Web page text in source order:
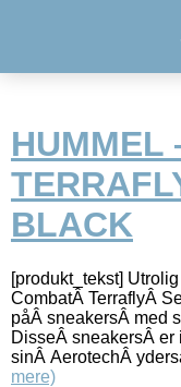
HUMMEL
BLACK
[produkt_tekst]
CombatÂ TerraflyÂ
påÂ sneakersÂ med
DisseÂ sneakersÂ
sinÂ AerotechÂ
mere)